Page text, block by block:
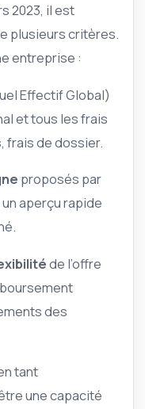
2023, il est
plusieurs critères.
entreprise :
Effectif Global)
et tous les frais
frais de dossier.
proposés par
aperçu rapide
de l’offre
des
tant
une capacité